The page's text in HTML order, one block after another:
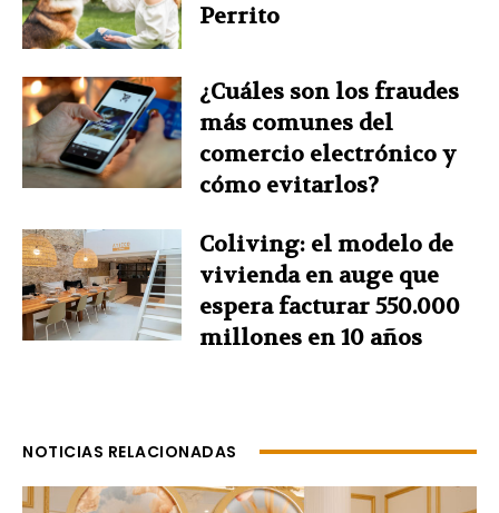
Perrito
¿Cuáles son los fraudes
más comunes del
comercio electrónico y
cómo evitarlos?
Coliving: el modelo de
vivienda en auge que
espera facturar 550.000
millones en 10 años
NOTICIAS RELACIONADAS